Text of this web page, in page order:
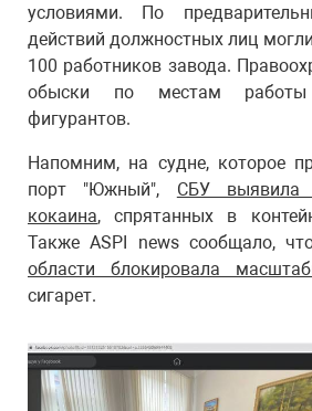
условиями. По
действий должностных лиц
100 работников завода.
обыски по местам
фигурантов.
Напомним, на судне, которое
порт "Южный", СБУ выявила
кокаина, спрятанных в
Также ASPI news сообщало,
области блокировала
сигарет.